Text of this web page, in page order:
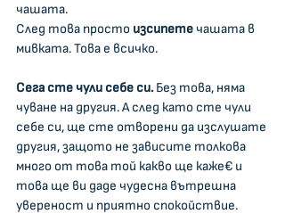
чашата.
След това просто изсипете чашата в
мивката. Това е всичко.
Сега сте чули себе си. Без това, няма
чуване на другия. А след като сте чули
себе си, ще сте отворени да изслушате
другия, защото не зависите толкова
много от това той какво ще каже€ и
това ще ви даде чудесна вътрешна
увереност и приятно спокойствие.